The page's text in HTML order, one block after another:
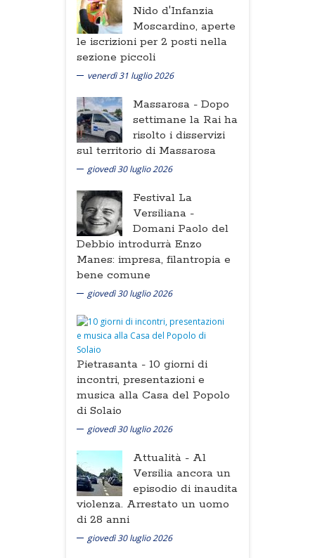
Nido d'Infanzia
Moscardino, aperte
le iscrizioni per 2 posti nella
sezione piccoli
venerdì 31 luglio 2026
Massarosa - Dopo
settimane la Rai ha
risolto i disservizi
sul territorio di Massarosa
giovedì 30 luglio 2026
Festival La
Versiliana -
Domani Paolo del
Debbio introdurrà Enzo
Manes: impresa, filantropia e
bene comune
giovedì 30 luglio 2026
Pietrasanta - 10 giorni di
incontri, presentazioni e
musica alla Casa del Popolo
di Solaio
giovedì 30 luglio 2026
Attualità - Al
Versilia ancora un
episodio di inaudita
violenza. Arrestato un uomo
di 28 anni
giovedì 30 luglio 2026